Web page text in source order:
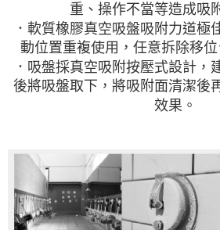
重、操作不當等造成吸
．軟質橡膠真空吸盤吸附力道極
動位置重複使用，任意拆除移位
．吸盤採真空吸附按壓式設計，
後將吸盤取下，將吸附面清潔後
效果。